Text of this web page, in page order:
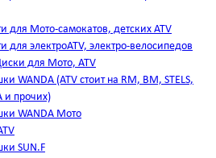
для Мото-самокатов, детских ATV
для электроATV, электро-велосипедов
для Мото, ATV
WANDA (АТV стоит на RM, BM, STELS,
и прочих)
WANDA Мото
SUN.F